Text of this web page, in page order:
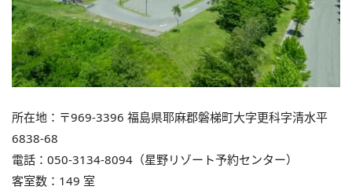
所在地：〒969-3396 福島県耶麻郡磐梯町大字更科字清水平
6838-68
電話：050-3134-8094（星野リゾート予約センター）
客室数：149 室